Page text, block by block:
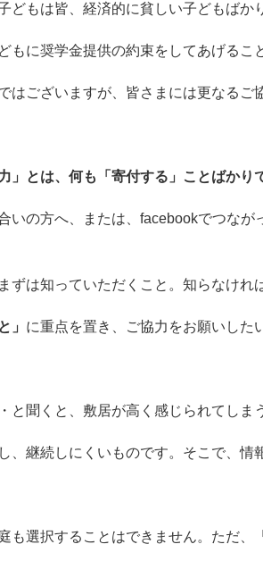
どもは皆、経済的に貧しい子どもばか
もに奨学金提供の約束をしてあげるこ
はございますが、皆さまには更なるご
」とは、何も「寄付する」ことばかり
いの方へ、または、facebookでつな
ずは知っていただくこと。知らなけれ
」 に重点を置き、ご協力をお願いした
と聞くと、敷居が高く感じられてしま
、継続しにくいものです。そこで、
も選択することはできません。 ただ、